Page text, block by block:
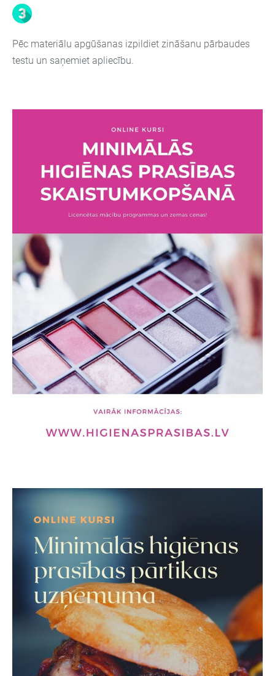
Pēc materiālu apgūšanas izpildiet zināšanu pārbaudes
testu un saņemiet apliecību.